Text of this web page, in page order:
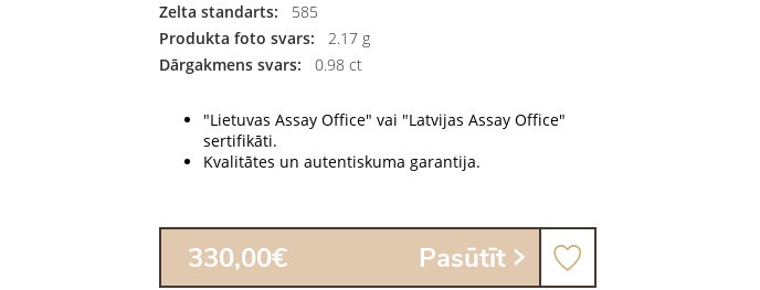
Zelta standarts:
585
Produkta foto svars:
2.17 g
Dārgakmens svars:
0.98 ct
"Lietuvas Assay Office" vai "Latvijas Assay Office"
sertifikāti.
Kvalitātes un autentiskuma garantija.
330,00€ Pasūtīt